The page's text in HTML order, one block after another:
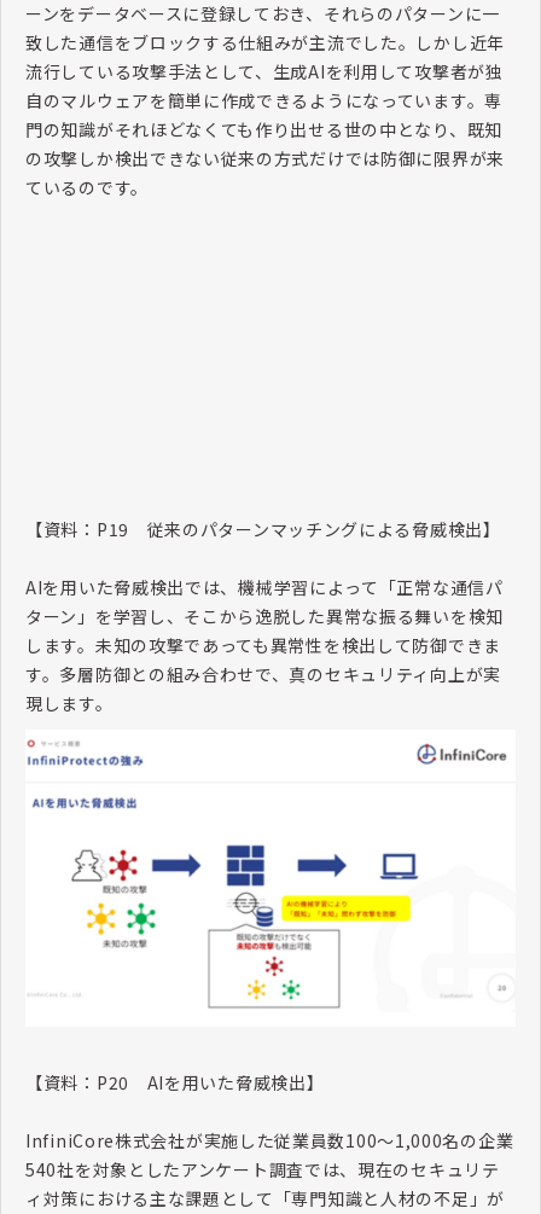
ーンをデータベースに登録しておき、それらのパターンに一
致した通信をブロックする仕組みが主流でした。しかし近年
流行している攻撃手法として、生成AIを利用して攻撃者が独
自のマルウェアを簡単に作成できるようになっています。専
門の知識がそれほどなくても作り出せる世の中となり、既知
の攻撃しか検出できない従来の方式だけでは防御に限界が来
ているのです。
【資料： P19 従来のパターンマッチングによる脅威検出】
AIを用いた脅威検出では、機械学習によって「正常な通信パ
ターン」を学習し、そこから逸脱した異常な振る舞いを検知
します。未知の攻撃であっても異常性を検出して防御できま
す。多層防御との組み合わせで、真のセキュリティ向上が実
現します。
【資料： P20 AIを用いた脅威検出】
InfiniCore株式会社が実施した従業員数100〜1,000名の企業
540社を対象としたアンケート調査では、現在のセキュリテ
ィ対策における主な課題として「専門知識と人材の不足」が